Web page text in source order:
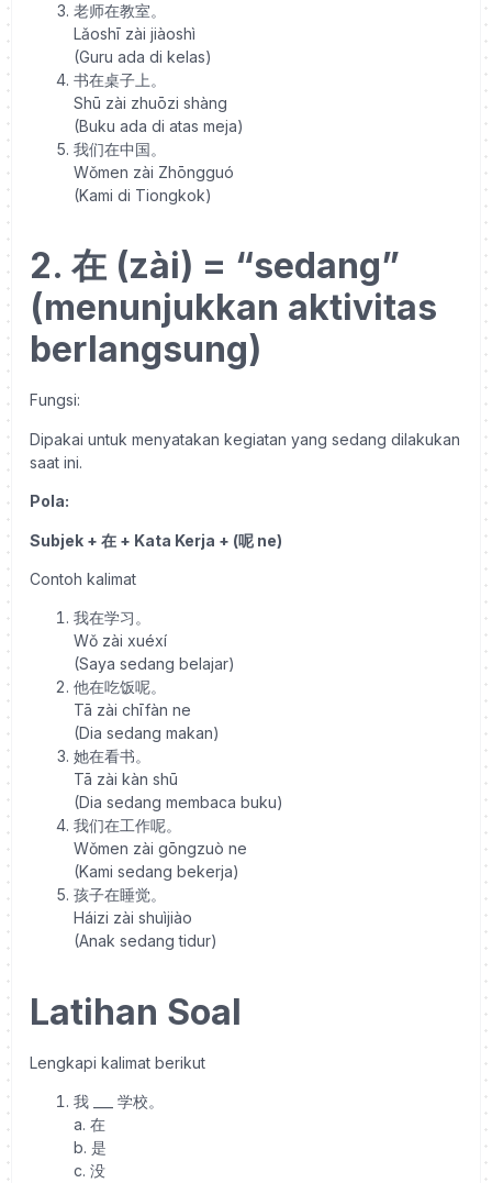
老师在教室。
Lǎoshī zài jiàoshì
(Guru ada di kelas)
书在桌子上。
Shū zài zhuōzi shàng
(Buku ada di atas meja)
我们在中国。
Wǒmen zài Zhōngguó
(Kami di Tiongkok)
2. 在 (zài) = “sedang”
(menunjukkan aktivitas
berlangsung)
Fungsi:
Dipakai untuk menyatakan kegiatan yang sedang dilakukan
saat ini.
Pola:
Subjek + 在 + Kata Kerja + (呢 ne)
Contoh kalimat
我在学习。
Wǒ zài xuéxí
(Saya sedang belajar)
他在吃饭呢。
Tā zài chīfàn ne
(Dia sedang makan)
她在看书。
Tā zài kàn shū
(Dia sedang membaca buku)
我们在工作呢。
Wǒmen zài gōngzuò ne
(Kami sedang bekerja)
孩子在睡觉。
Háizi zài shuìjiào
(Anak sedang tidur)
Latihan Soal
Lengkapi kalimat berikut
我 ___ 学校。
a. 在
b. 是
c. 没